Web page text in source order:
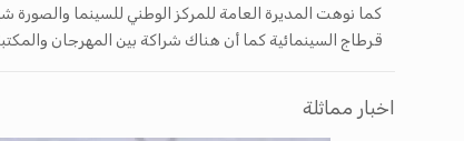
كما نوهت المديرة العامة للمركز الوطني للسينما
قرطاج السينمائية كما أن هناك شراكة بين المهرجان
اخبار مماثلة